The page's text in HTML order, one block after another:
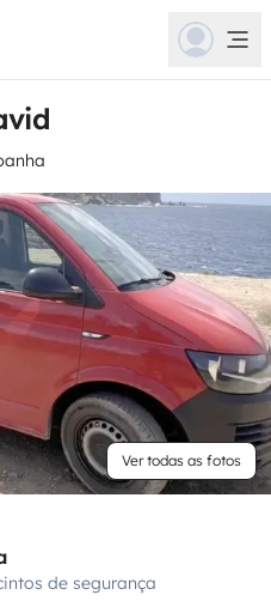
Ver todas as fotos
de segurança